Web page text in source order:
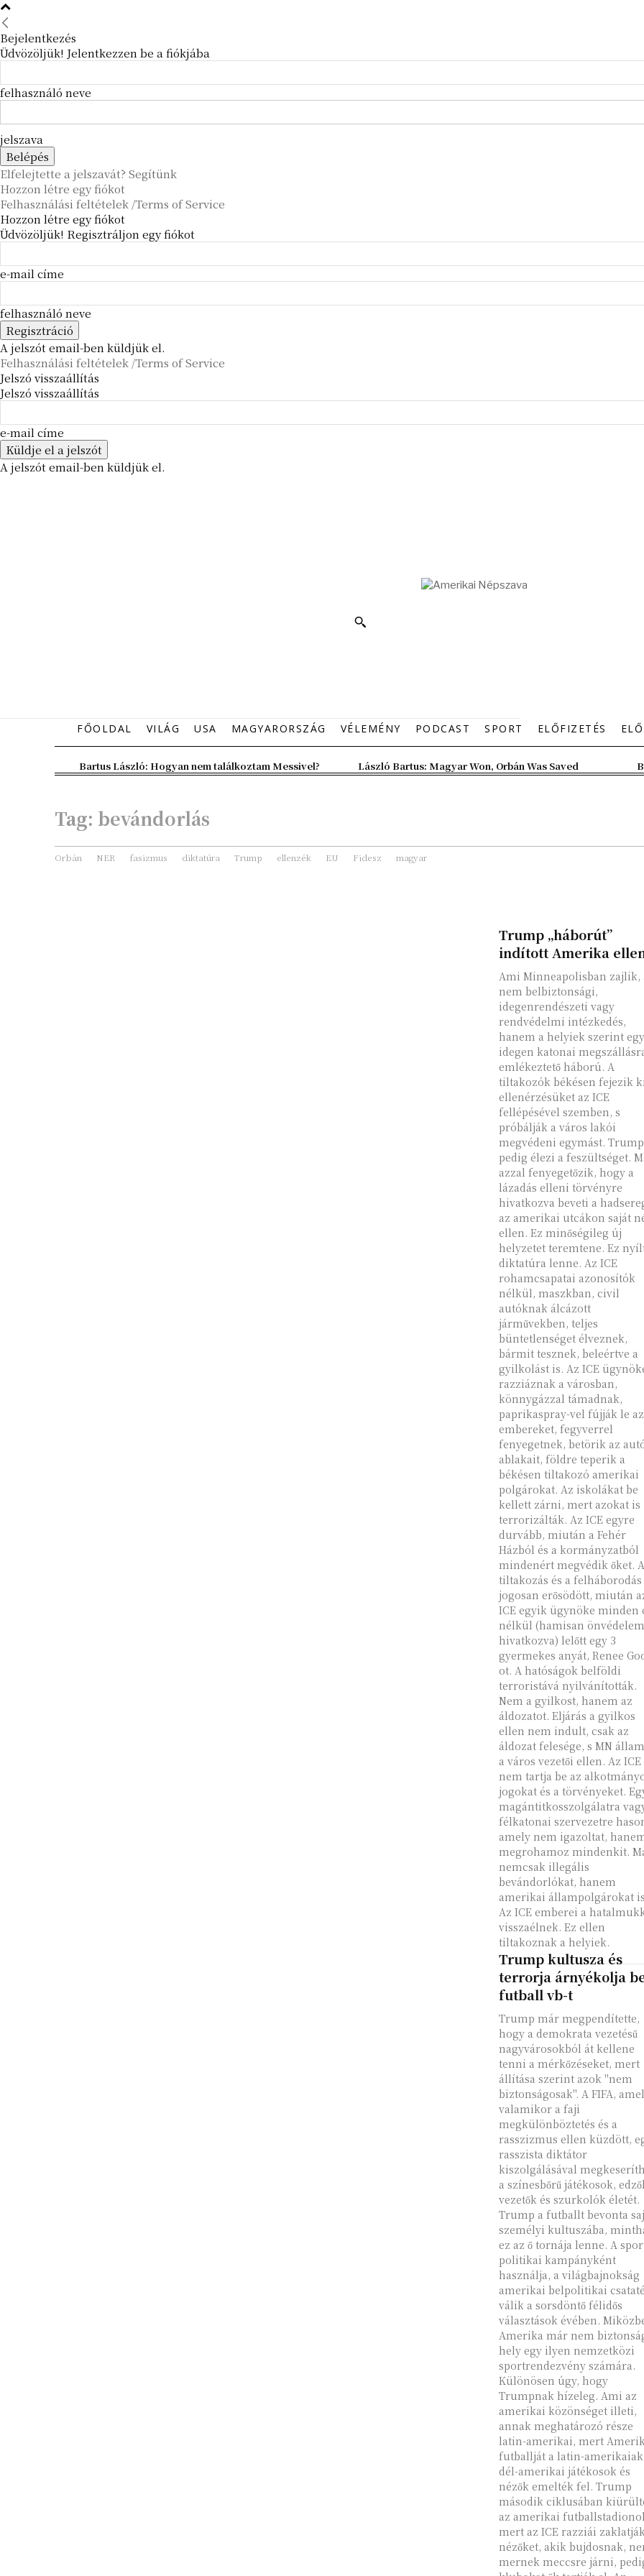
Bejelentkezés
Üdvözöljük! Jelentkezzen be a fiókjába
felhasználó neve
jelszava
Elfelejtette a jelszavát? Segítünk
Hozzon létre egy fiókot
Felhasználási feltételek /Terms of Service
Hozzon létre egy fiókot
Üdvözöljük! Regisztráljon egy fiókot
e-mail címe
felhasználó neve
A jelszót email-ben küldjük el.
Felhasználási feltételek /Terms of Service
Jelszó visszaállítás
Jelszó visszaállítás
e-mail címe
A jelszót email-ben küldjük el.
FŐOLDAL VILÁG USA MAGYARORSZÁG VÉLEMÉNY PODCAST SPORT ELŐFIZETÉS
Bartus László: Hogyan nem találkoztam Messivel? László Bartus: Magyar Won, Orbán Was Saved
Tag: bevándorlás
Orbán NER fasizmus diktatúra Trump ellenzék EU Fidesz magyar
Trump „háborút”
indított Amerika
Ami Minneapolisban zajlik,
nem belbiztonsági,
idegenrendészeti vagy
rendvédelmi intézkedés,
hanem a helyiek szerint egy
idegen katonai
emlékeztető háború. A
tiltakozók békésen fejezik
ellenérzésüket az ICE
fellépésével szemben, s
próbálják a város lakói
megvédeni egymást. Trump
pedig élezi a feszültséget. Már
azzal fenyegetőzik, hogy a
lázadás elleni törvényre
hivatkozva beveti a
az amerikai utcákon saját
ellen. Ez minőségileg új
helyzetet teremtene. Ez
diktatúra lenne. Az ICE
rohamcsapatai azonosítók
nélkül, maszkban, civil
autóknak álcázott
járművekben, teljes
büntetlenséget élveznek,
bármit tesznek, beleértve a
gyilkolást is. Az ICE ügynökei
razziáznak a városban,
könnygázzal támadnak,
paprikaspray-vel fújják le az
embereket, fegyverrel
fenyegetnek, betörik az
ablakait, földre teperik a
békésen tiltakozó amerikai
polgárokat. Az iskolákat be
kellett zárni, mert azokat is
terrorizálták. Az ICE egyre
durvább, miután a Fehér
Házból és a kormányzatból
mindenért megvédik őket. A
tiltakozás és a felháborodás
jogosan erősödött, miután
ICE egyik ügynöke minden
nélkül (hamisan
hivatkozva) lelőtt egy 3
gyermekes anyát, Renee
ot. A hatóságok belföldi
terroristává nyilvánították.
Nem a gyilkost, hanem az
áldozatot. Eljárás a gyilkos
ellen nem indult, csak az
áldozat felesége, s MN
a város vezetői ellen. Az ICE
nem tartja be az
jogokat és a törvényeket.
magántitkosszolgálatra
félkatonai szervezetre
amely nem igazoltat,
megrohamoz mindenkit.
nemcsak illegális
bevándorlókat, hanem
amerikai állampolgárokat
Az ICE emberei a
visszaélnek. Ez ellen
tiltakoznak a helyiek.
Trump kultusza és
terrorja árnyékolja
futball vb-t
Trump már megpendítette,
hogy a demokrata vezetésű
nagyvárosokból át kellene
tenni a mérkőzéseket, mert
állítása szerint azok "nem
biztonságosak". A FIFA,
valamikor a faji
megkülönböztetés és a
rasszizmus ellen küzdött,
rasszista diktátor
kiszolgálásával
a színesbőrű játékosok,
vezetők és szurkolók életét.
Trump a futballt bevonta
személyi kultuszába,
ez az ő tornája lenne. A
politikai kampányként
használja, a világbajnokság
amerikai belpolitikai
válik a sorsdöntő félidős
választások évében.
Amerika már nem
hely egy ilyen nemzetközi
sportrendezvény számára.
Különösen úgy, hogy
Trumpnak hízeleg. Ami az
amerikai közönséget illeti,
annak meghatározó része
latin-amerikai, mert
futballját a latin-
dél-amerikai játékosok és
nézők emelték fel. Trump
második ciklusában
az amerikai
mert az ICE razziái
nézőket, akik bujdosnak,
mernek meccsre járni,